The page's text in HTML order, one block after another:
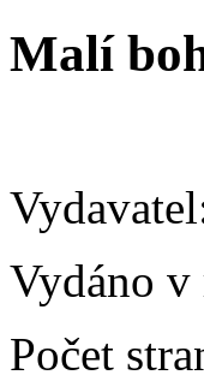
Malí
Vydáno v
Počet